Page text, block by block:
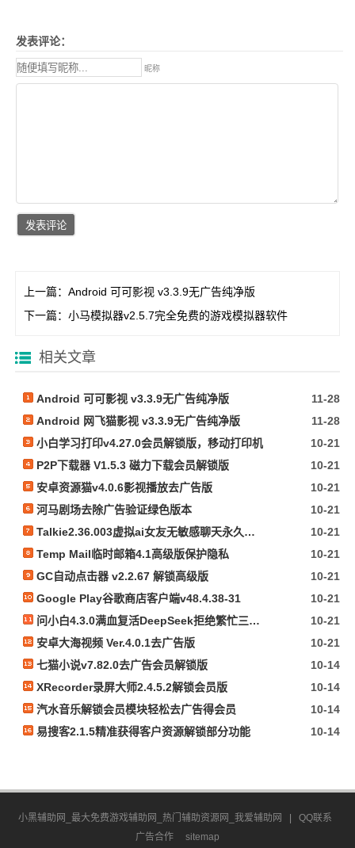
发表评论：
昵称
上一篇： Android 可可影视 v3.3.9无广告纯净版
下一篇： 小马模拟器v2.5.7完全免费的游戏模拟器软件
相关文章
Android 可可影视 v3.3.9无广告纯净版
11-28
Android 网飞猫影视 v3.3.9无广告纯净版
11-28
小白学习打印v4.27.0会员解锁版，移动打印机
10-21
P2P下载器 V1.5.3 磁力下载会员解锁版
10-21
安卓资源猫v4.0.6影视播放去广告版
10-21
河马剧场去除广告验证绿色版本
10-21
Talkie2.36.003虚拟ai女友无敏感聊天永久记忆多角色
10-21
Temp Mail临时邮箱4.1高级版保护隐私
10-21
GC自动点击器 v2.2.67 解锁高级版
10-21
Google Play谷歌商店客户端v48.4.38-31
10-21
问小白4.3.0满血复活DeepSeek拒绝繁忙三端通用
10-21
安卓大海视频 Ver.4.0.1去广告版
10-21
七猫小说v7.82.0去广告会员解锁版
10-14
XRecorder录屏大师2.4.5.2解锁会员版
10-14
汽水音乐解锁会员模块轻松去广告得会员
10-14
易搜客2.1.5精准获得客户资源解锁部分功能
10-14
小黑辅助网_最大免费游戏辅助网_热门辅助资源网_我爱辅助网
QQ联系
广告合作
sitemap